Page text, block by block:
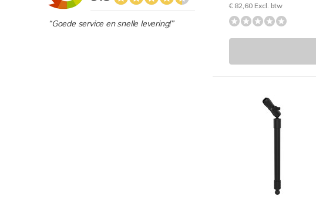
€ 82,60 Excl. btw
“Goede service en snelle levering!”